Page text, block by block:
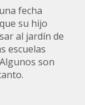
fecha
su hijo
al jardín de
escuelas
son